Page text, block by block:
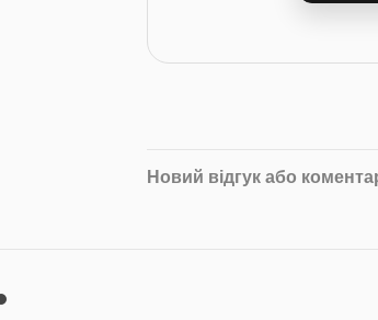
Новий відгук або